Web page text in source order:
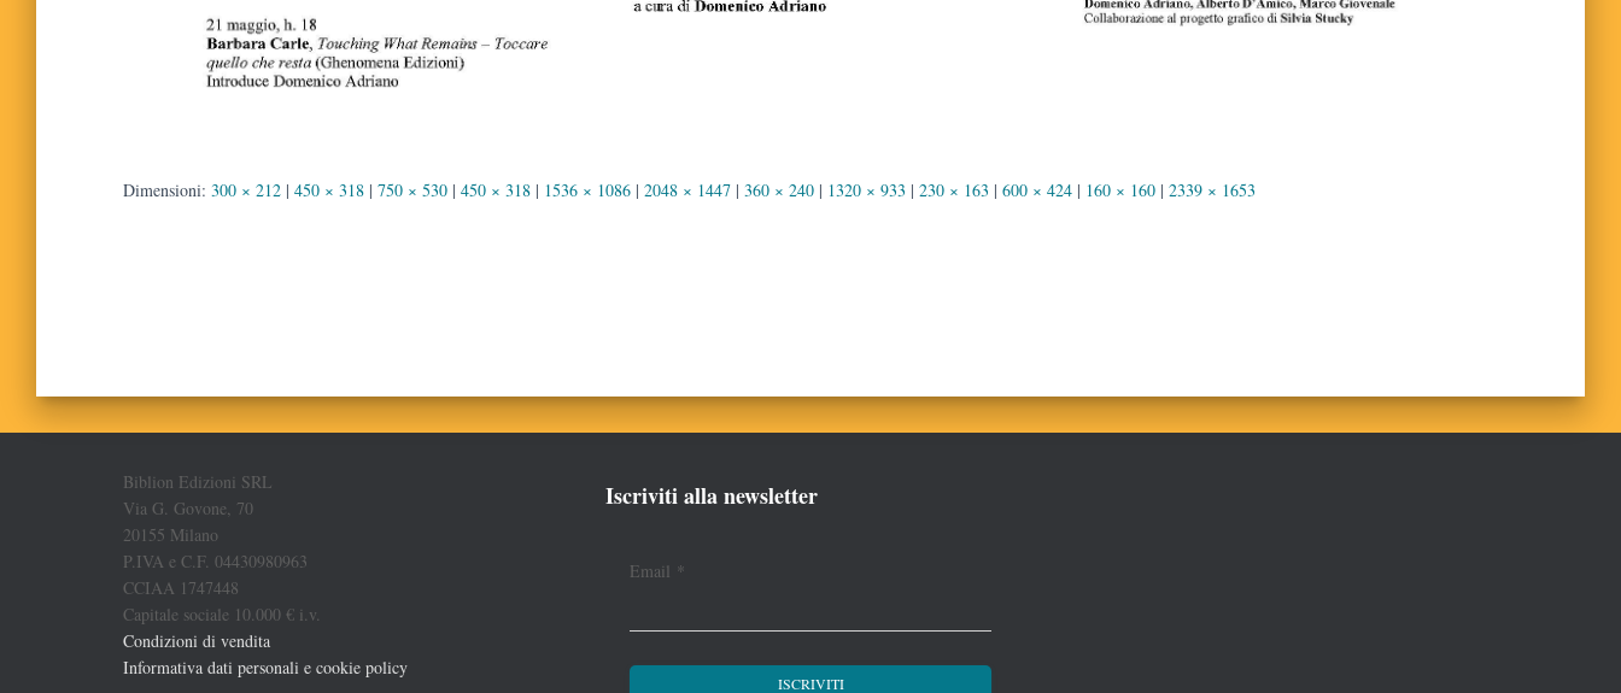
Dimensioni: 300 × 212 | 450 × 318 | 750 × 530 | 450 × 318 | 1536 × 1086 | 2048 × 1447 | 360 × 240 | 1320 × 933 | 230 × 163 | 600 × 424 | 160 × 160 | 2339 × 1653
Biblion Edizioni SRL
Via G. Govone, 70
20155 Milano
P.IVA e C.F. 04430980963
CCIAA 1747448
Capitale sociale 10.000 € i.v.
Condizioni di vendita
Informativa dati personali e cookie policy
Iscriviti alla newsletter
Email *